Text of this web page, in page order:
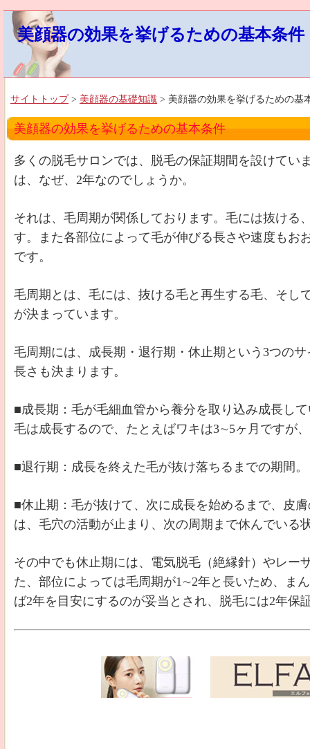
美顔器の効果を挙げるための基本条件
サイトトップ > 美顔器の基礎知識 > 美顔器の効果を挙げるための基
美顔器の効果を挙げるための基本条件
多くの脱毛サロンでは、脱毛の保証期間を設けてい
は、なぜ、2年なのでしょうか。
それは、毛周期が関係しております。毛には抜ける
す。また各部位によって毛が伸びる長さや速度もお
です。
毛周期とは、毛には、抜ける毛と再生する毛、そし
が決まっています。
毛周期には、成長期・退行期・休止期という3つの
長さも決まります。
■成長期：毛が毛細血管から養分を取り込み成長し
毛は成長するので、たとえばワキは3∼5ヶ月ですが
■退行期：成長を終えた毛が抜け落ちるまでの期間。
■休止期：毛が抜けて、次に成長を始めるまで、皮
は、毛穴の活動が止まり、次の周期まで休んでいる
その中でも休止期には、電気脱毛（絶縁針）やレー
た、部位によっては毛周期が1∼2年と長いため、ま
ば2年を目安にするのが妥当とされ、脱毛には2年保